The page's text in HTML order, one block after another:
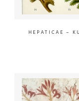
HEPATICAE –